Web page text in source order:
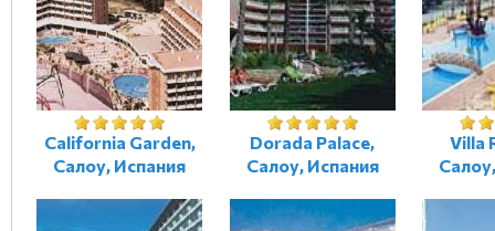
California Garden,
Салоу, Испания
Dorada Palace,
Салоу, Испания
Villa